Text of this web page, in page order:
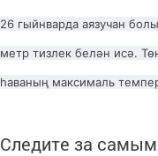
26 гыйнварда аязучан
метр тизлек белән исә.
һаваның максималь
Следите за